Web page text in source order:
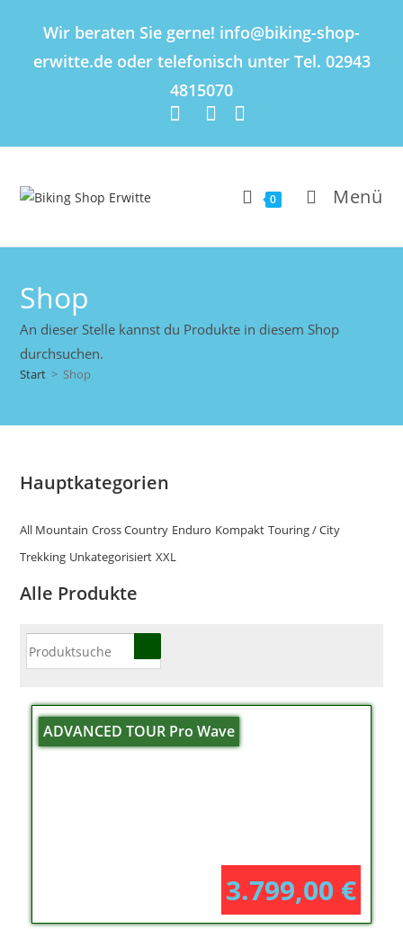
Wir beraten Sie gerne! info@biking-shop-
erwitte.de oder telefonisch unter Tel. 02943
4815070
0 Menü
Shop
An dieser Stelle kannst du Produkte in diesem Shop
durchsuchen.
Start > Shop
Hauptkategorien
All Mountain Cross Country Enduro Kompakt Touring / City
Trekking Unkategorisiert XXL
Alle Produkte
ADVANCED TOUR Pro Wave
3.799,00 €